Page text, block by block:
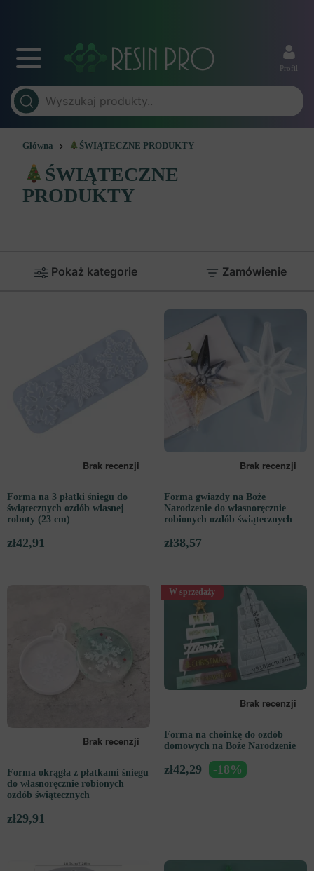
Profil
Główna ŚWIĄTECZNE PRODUKTY
ŚWIĄTECZNE
PRODUKTY
Pokaż kategorie Zamówienie
Forma na 3 płatki śniegu do
świątecznych ozdób własnej
roboty (23 cm)
zł42,91
Forma gwiazdy na Boże
Narodzenie do własnoręcznie
robionych ozdób świątecznych
zł38,57
Forma okrągła z płatkami śniegu
do własnoręcznie robionych
ozdób świątecznych
zł29,91
W sprzedaży
Forma na choinkę do ozdób
domowych na Boże Narodzenie
zł42,29 -18%